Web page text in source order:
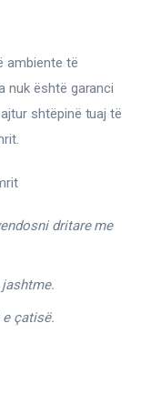
ambiente të
nuk është garanci
shtëpinë tuaj të
dritare me
çatisë.